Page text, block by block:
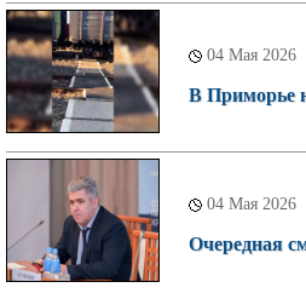
04 Мая 2026
В Приморье
04 Мая 2026
Очередная